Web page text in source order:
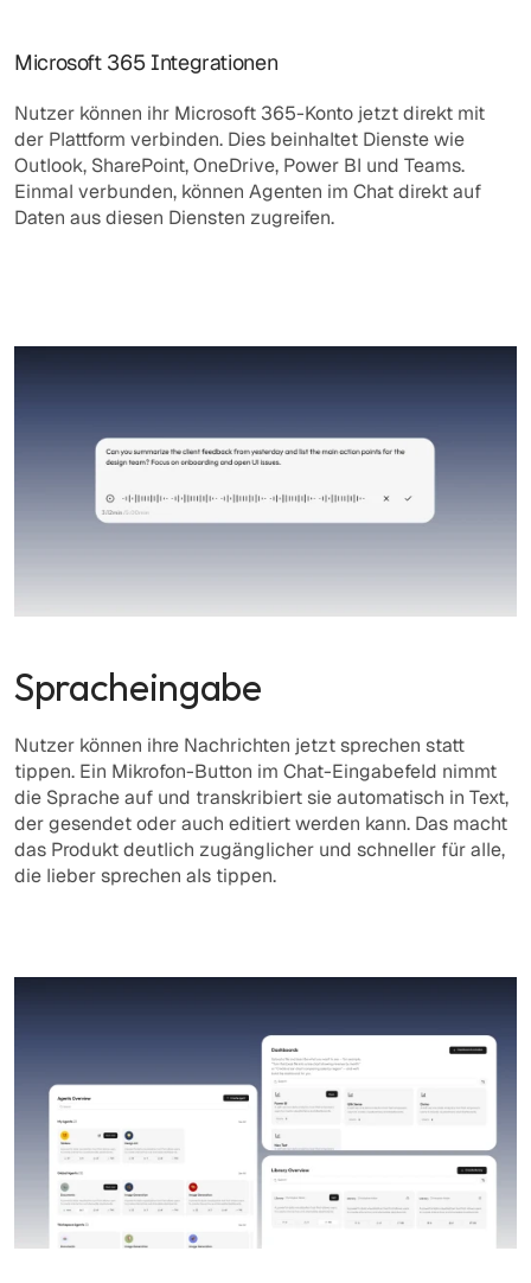
Microsoft 365 Integrationen
Nutzer können ihr Microsoft 365-Konto jetzt direkt mit
der Plattform verbinden. Dies beinhaltet Dienste wie
Outlook, SharePoint, OneDrive, Power BI und Teams.
Einmal verbunden, können Agenten im Chat direkt auf
Daten aus diesen Diensten zugreifen.
Spracheingabe
Nutzer können ihre Nachrichten jetzt sprechen statt
tippen. Ein Mikrofon-Button im Chat-Eingabefeld nimmt
die Sprache auf und transkribiert sie automatisch in Text,
der gesendet oder auch editiert werden kann. Das macht
das Produkt deutlich zugänglicher und schneller für alle,
die lieber sprechen als tippen.